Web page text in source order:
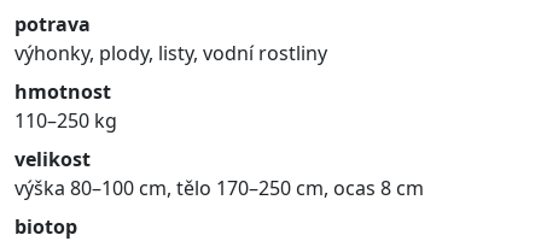
potrava
výhonky, plody, listy, vodní rostliny
hmotnost
110–250 kg
velikost
výška 80–100 cm, tělo 170–250 cm, ocas 8 cm
biotop